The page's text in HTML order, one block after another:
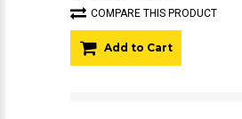
COMPARE THIS PRODUCT
Add to Cart